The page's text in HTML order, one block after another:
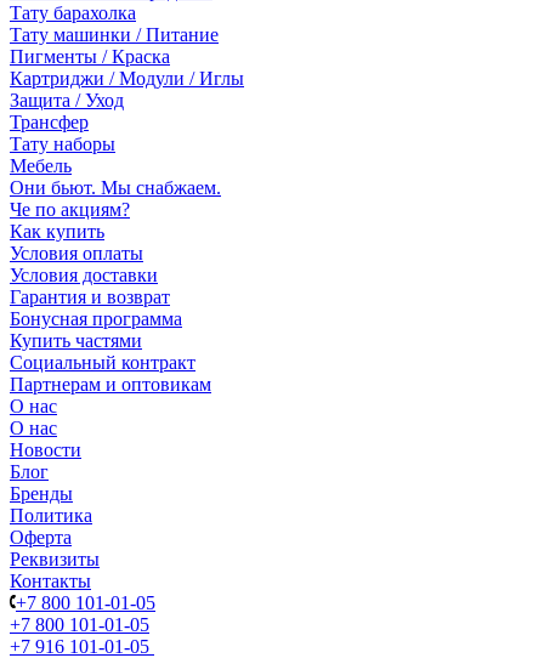
Тату барахолка
Тату машинки / Питание
Пигменты / Краска
Картриджи / Модули / Иглы
Защита / Уход
Трансфер
Тату наборы
Мебель
Они бьют. Мы снабжаем.
Че по акциям?
Как купить
Условия оплаты
Условия доставки
Гарантия и возврат
Бонусная программа
Купить частями
Социальный контракт
Партнерам и оптовикам
О нас
О нас
Новости
Блог
Бренды
Политика
Оферта
Реквизиты
Контакты
+7 800 101-01-05
+7 800 101-01-05
+7 916 101-01-05